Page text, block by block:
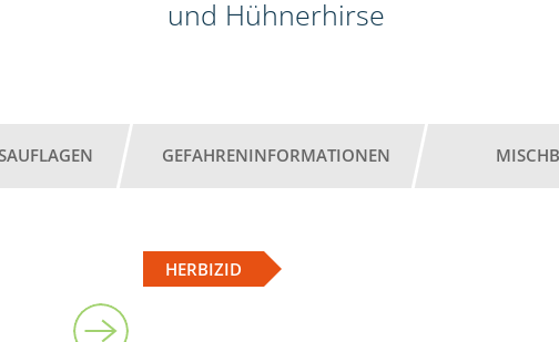
und Hühnerhirse
GEFAHRENINFORMATIONEN
HERBIZID